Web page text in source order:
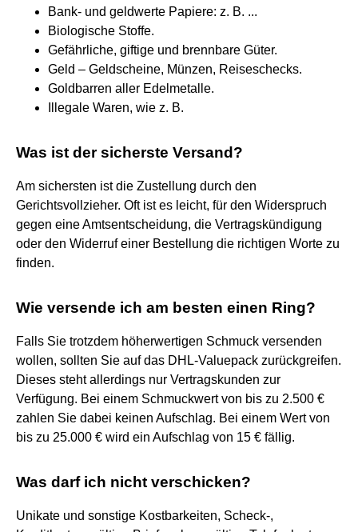
Bank- und geldwerte Papiere: z. B. ...
Biologische Stoffe.
Gefährliche, giftige und brennbare Güter.
Geld – Geldscheine, Münzen, Reiseschecks.
Goldbarren aller Edelmetalle.
Illegale Waren, wie z. B.
Was ist der sicherste Versand?
Am sichersten ist die Zustellung durch den
Gerichtsvollzieher. Oft ist es leicht, für den Widerspruch
gegen eine Amtsentscheidung, die Vertragskündigung
oder den Widerruf einer Bestellung die richtigen Worte zu
finden.
Wie versende ich am besten einen Ring?
Falls Sie trotzdem höherwertigen Schmuck versenden
wollen, sollten Sie auf das DHL-Valuepack zurückgreifen.
Dieses steht allerdings nur Vertragskunden zur
Verfügung. Bei einem Schmuckwert von bis zu 2.500 €
zahlen Sie dabei keinen Aufschlag. Bei einem Wert von
bis zu 25.000 € wird ein Aufschlag von 15 € fällig.
Was darf ich nicht verschicken?
Unikate und sonstige Kostbarkeiten, Scheck-,